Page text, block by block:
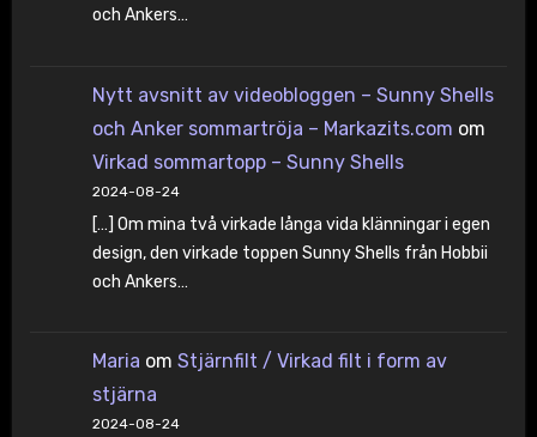
och Ankers…
Nytt avsnitt av videobloggen – Sunny Shells
och Anker sommartröja – Markazits.com om
Virkad sommartopp – Sunny Shells
2024-08-24
[…] Om mina två virkade långa vida klänningar i egen
design, den virkade toppen Sunny Shells från Hobbii
och Ankers…
Maria om Stjärnfilt / Virkad filt i form av
stjärna
2024-08-24